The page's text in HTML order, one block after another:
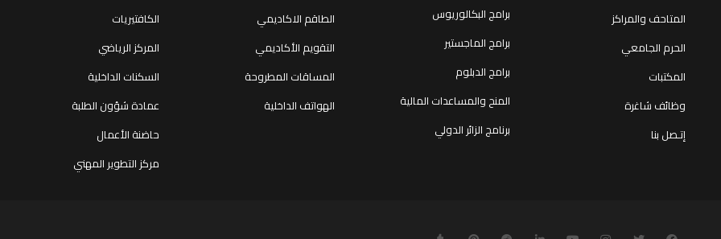
المتاحف والمراكز
الحرم الجامعي
المكتبات
وظائف شاغرة
إتـصل بنا
برامج البكالوريوس
برامج الماجستير
برامج الدبلوم
المنح والمساعدات المالية
برنامج الزائر الدولي
الطاقم الاكاديمي
التقويم الأكاديمي
المساقات المطروحة
الهواتف الداخلية
الكافتيريات
المركز الرياضي
السكنات الداخلية
عمادة شؤون الطلبة
حاضنة الأعمال
مركز التطوير المهني